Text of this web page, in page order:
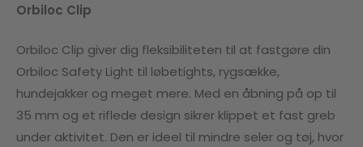
Orbiloc Clip
Orbiloc Clip giver dig fleksibiliteten til at fastgøre din
Orbiloc Safety Light til løbetights, rygsække,
hundejakker og meget mere. Med en åbning på op til
35 mm og et riflede design sikrer klippet et fast greb
under aktivitet. Den er ideel til mindre seler og tøj, hvor